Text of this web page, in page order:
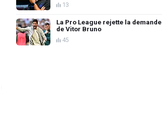
13
La Pro League rejette la demande
de Vitor Bruno
45